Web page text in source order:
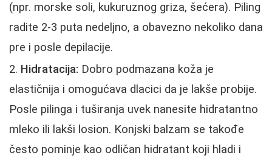
(npr. morske soli, kukuruznog griza, šećera). Piling
radite 2-3 puta nedeljno, a obavezno nekoliko dana
pre i posle depilacije.
Hidratacija: Dobro podmazana koža je
elastičnija i omogućava dlacici da je lakše probije.
Posle pilinga i tuširanja uvek nanesite hidratantno
mleko ili lakši losion. Konjski balzam se takođe
često pominje kao odličan hidratant koji hladi i